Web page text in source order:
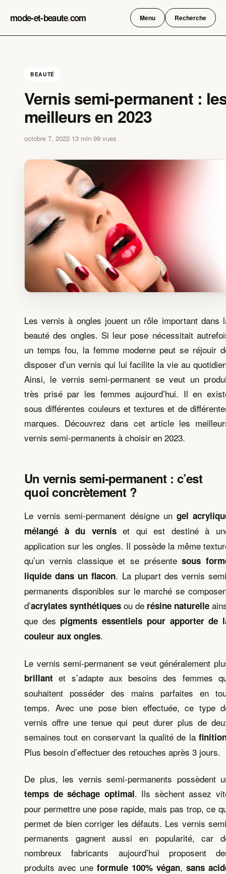
mode-et-beaute.com Menu Recherche
BEAUTÉ
Vernis semi-permanent :
meilleurs en 2023
octobre 7, 2022·13 min·99 vues
Les vernis à ongles jouent un rôle important dans
beauté des ongles. Si leur pose nécessitait
un temps fou, la femme moderne peut se réjouir
disposer d’un vernis qui lui facilite la vie au
Ainsi, le vernis semi-permanent se veut un
très prisé par les femmes aujourd’hui. Il en
sous différentes couleurs et textures et de
marques. Découvrez dans cet article les
vernis semi-permanents à choisir en 2023.
Un vernis semi-permanent : c’est
quoi concrètement ?
Le vernis semi-permanent désigne un gel
mélangé à du verniset qui est destiné à
application sur les ongles. Il possède la même
qu’un vernis classique et se présentesous
liquide dans un flacon. La plupart des vernis
permanents disponibles sur le marché se
d’acrylates synthétiques ou de résine naturelle
que des pigments essentiels pour apporter de
couleur aux ongles.
Le vernis semi-permanent se veut généralement
brillant et s’adapte aux besoins des femmes
souhaitent posséder des mains parfaites en
temps. Avec une pose bien effectuée, ce type
vernis offre une tenue qui peut durer plus de
semaines tout en conservant la qualité de la
Plus besoin d’effectuer des retouches après 3 jours.
De plus, les vernis semi-permanents possèdent
temps de séchage optimal. Ils sèchent assez
pour permettre une pose rapide, mais pas trop, ce
permet de bien corriger les défauts. Les vernis
permanents gagnent aussi en popularité, car
nombreux fabricants aujourd’hui proposent
produits avec une formule 100% végan, sans